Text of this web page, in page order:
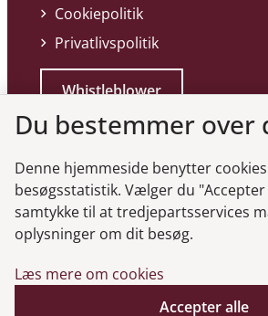
Cookiepolitik
Privatlivspolitik
Whistleblower
Genveje
Gå til virksomhedsregisteret
Gå til selskabsmeddelelser
Du bestemmer over
Denne hjemmeside benytter
besøgsstatistik. Vælger du
samtykke til at tredjepartsservices
oplysninger om dit besøg.
Læs mere om cookies
Accepter alle